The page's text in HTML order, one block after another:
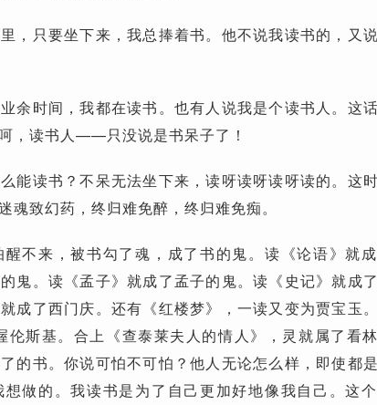
，只要坐下来，我总捧着书。他不说我读书的，又
余时间，我都在读书。也有人说我是个读书人。这
，读书人——只没说是书呆子了！
能读书？不呆无法坐下来，读呀读呀读呀读的。这
魂致幻药，终归难免醉，终归难免痴。
不来，被书勾了魂，成了书的鬼。读《论语》就
鬼。读《孟子》就成了孟子的鬼。读《史记》就成
成了西门庆。还有《红楼梦》，一读又变为贾宝玉
伦斯基。合上《查泰莱夫人的情人》，灵就属了
的书。你说可怕不可怕？他人无论怎么样，即使都
做的。我读书是为了自己更加好地像我自己。这